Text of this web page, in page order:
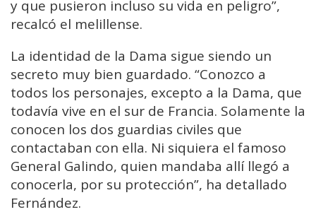
y que pusieron incluso su vida en peligro”,
recalcó el melillense.
La identidad de la Dama sigue siendo un
secreto muy bien guardado. “Conozco a
todos los personajes, excepto a la Dama, que
todavía vive en el sur de Francia. Solamente la
conocen los dos guardias civiles que
contactaban con ella. Ni siquiera el famoso
General Galindo, quien mandaba allí llegó a
conocerla, por su protección”, ha detallado
Fernández.